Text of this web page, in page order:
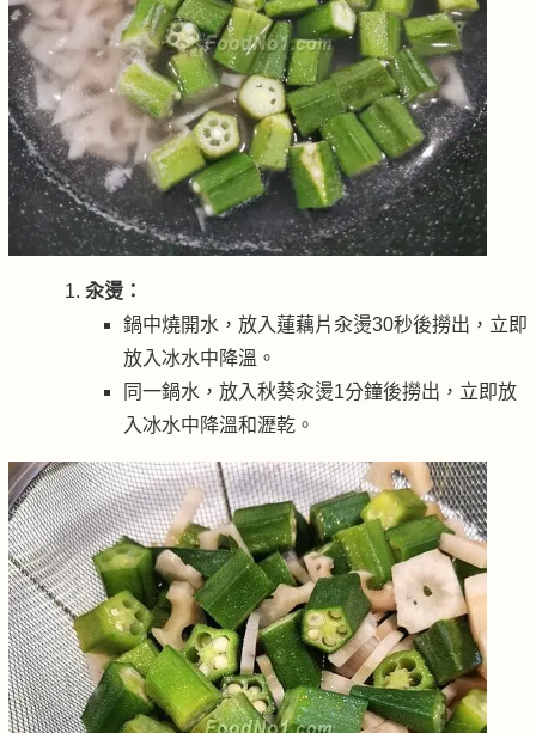
汆燙：
鍋中燒開水，放入蓮藕片汆燙30秒後撈出，立即
放入冰水中降溫。
同一鍋水，放入秋葵汆燙1分鐘後撈出，立即放
入冰水中降溫和瀝乾。